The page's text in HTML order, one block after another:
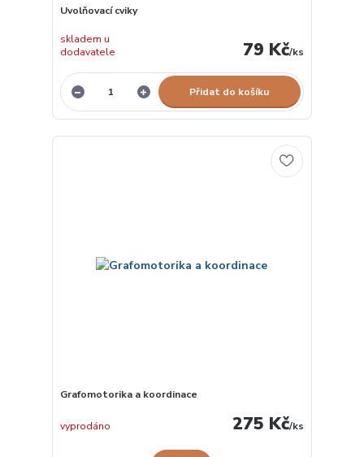
Uvolňovací cviky
79 Kč/ks
skladem u
dodavatele
Přidat do košíku
Grafomotorika a koordinace
275 Kč/ks
vyprodáno